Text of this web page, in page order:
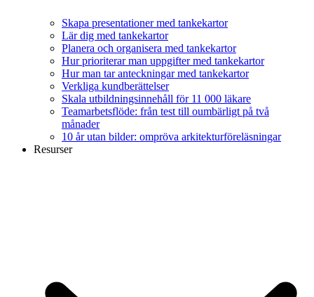
Skapa presentationer med tankekartor
Lär dig med tankekartor
Planera och organisera med tankekartor
Hur prioriterar man uppgifter med tankekartor
Hur man tar anteckningar med tankekartor
Verkliga kundberättelser
Skala utbildningsinnehåll för 11 000 läkare
Teamarbetsflöde: från test till oumbärligt på två
månader
10 år utan bilder: ompröva arkitekturföreläsningar
Resurser